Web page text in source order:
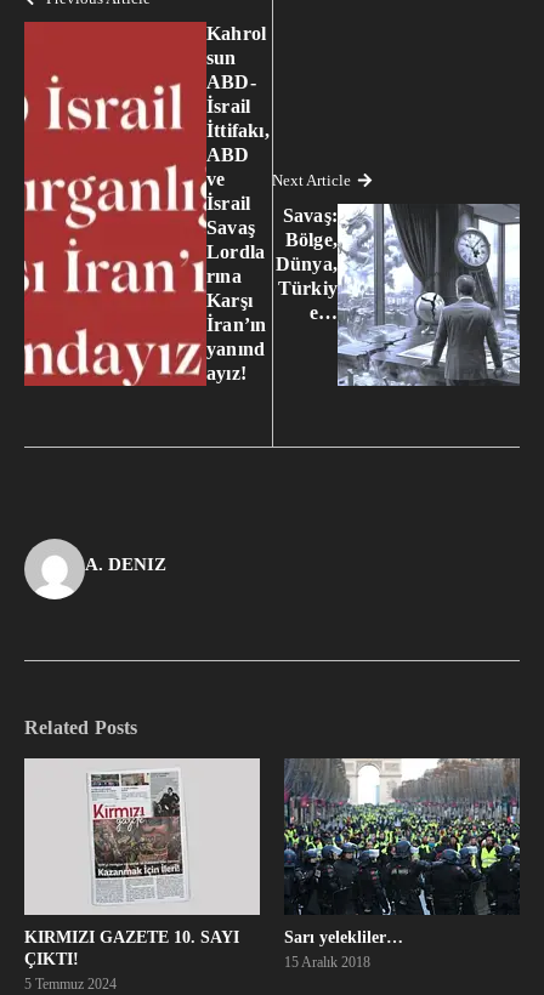
Kahrol
sun
ABD-
İsrail
İttifakı,
ABD
ve
İsrail
Savaş
Lordla
rına
Karşı
İran’ın
yanınd
ayız!
Next Article
Savaş:
Bölge,
Dünya,
Türkiy
e…
A. DENIZ
Related Posts
KIRMIZI GAZETE 10. SAYI
ÇIKTI!
5 Temmuz 2024
Sarı yelekliler…
15 Aralık 2018